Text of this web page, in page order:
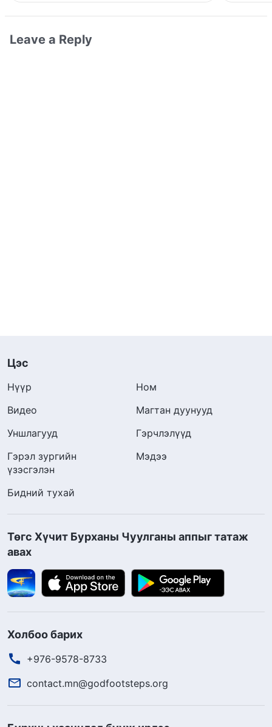
Leave a Reply
Цэс
Нүүр
Ном
Видео
Магтан дуунууд
Уншлагууд
Гэрчлэлүүд
Гэрэл зургийн
үзэсгэлэн
Мэдээ
Бидний тухай
Төгс Хүчит Бурханы Чуулганы аппыг татаж
авах
Холбоо барих
+976-9578-8733
contact.mn@godfootsteps.org